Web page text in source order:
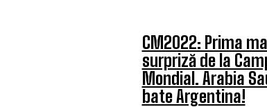
CM2022: Prima
surpriză de la
Mondial. Arabia
bate Argentina!